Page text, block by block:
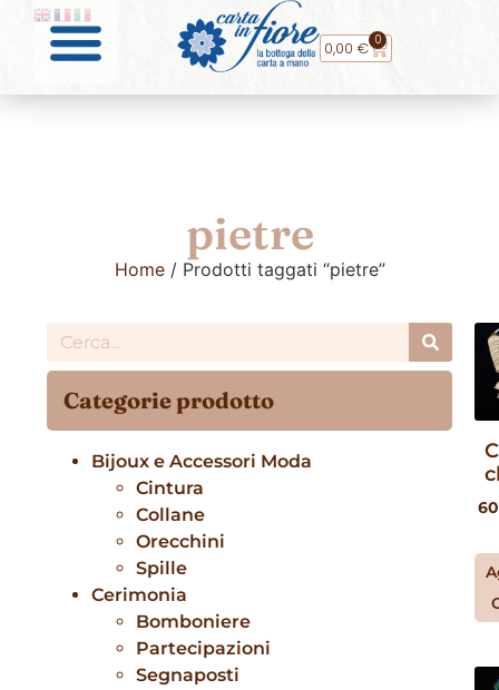
0,00 € 0
pietre
Home/ Prodotti taggati “pietre”
Categorie prodotto
Bijoux e Accessori Moda
Cintura
Collane
Orecchini
Spille
Cerimonia
Bomboniere
Partecipazioni
Segnaposti